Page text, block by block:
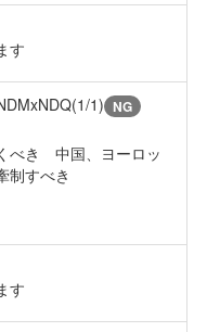
す
1) NG
べき 中国、ヨーロッ
制すべき
す